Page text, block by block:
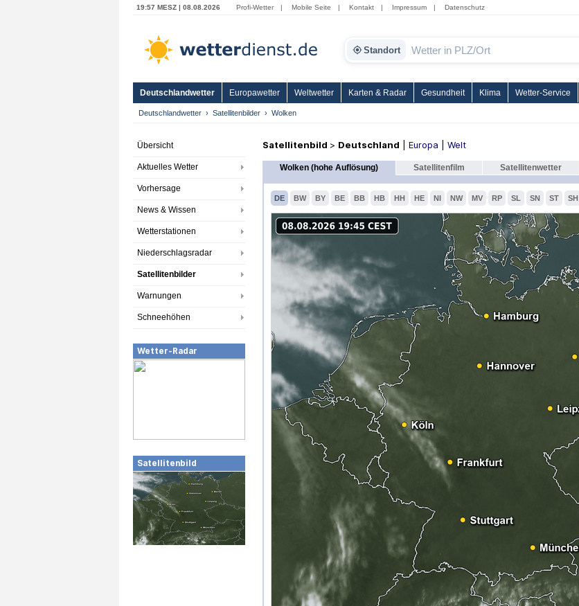
19:57 MESZ | 08.08.2026 Profi-Wetter | Mobile Seite | Kontakt | Impressum | Datenschutz
Standort
Deutschlandwetter Europawetter Weltwetter Karten & Radar Gesundheit Klima Wetter-Service
Deutschlandwetter Satellitenbilder Wolken
Übersicht
Aktuelles Wetter
Vorhersage
News & Wissen
Wetterstationen
Niederschlagsradar
Satellitenbilder
Warnungen
Schneehöhen
Wetter-Radar
Satellitenbild
Satellitenbild > Deutschland Europa Welt
Wolken (hohe Auflösung) Satellitenfilm Satellitenwetter
DE BW BY BE BB HB HH HE NI NW MV RP SL SN ST SH